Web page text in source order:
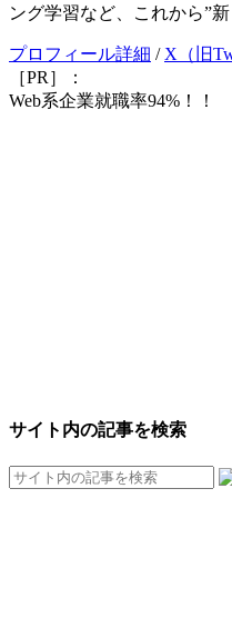
ング学習など、これから”
プロフィール詳細 / X（旧
［PR］：
Web系企業就職率94%！！
サイト内の記事を検索